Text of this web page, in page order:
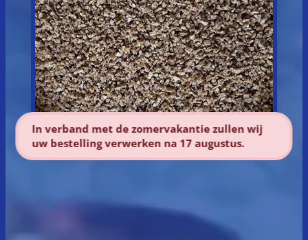
In verband met de zomervakantie zullen wij
uw bestelling verwerken na 17 augustus.